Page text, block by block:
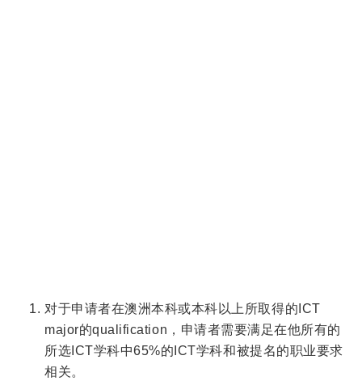
对于申请者在澳洲本科或本科以上所取得的ICT
major的qualification，申请者需要满足在他所有的
所选ICT学科中65%的ICT学科和被提名的职业要求
相关。